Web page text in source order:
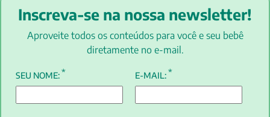
Inscreva-se na nossa newsletter!
Aproveite todos os conteúdos para você e seu bebê
diretamente no e-mail.
SEU NOME:* E-MAIL:*